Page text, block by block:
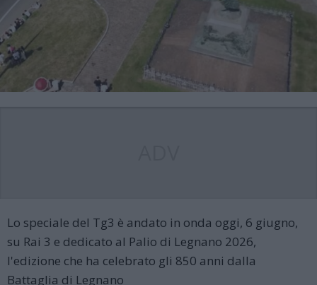
Lo speciale del Tg3 è andato in onda oggi, 6 giugno,
su Rai 3 e dedicato al Palio di Legnano 2026,
l'edizione che ha celebrato gli 850 anni dalla
Battaglia di Legnano